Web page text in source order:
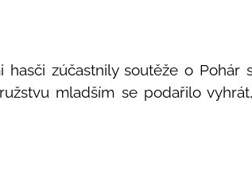
hasči zúčastnily soutěže o Pohár
mladším se podařilo